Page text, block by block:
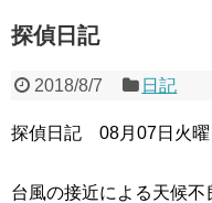
探偵日記
2018/8/7 日記
探偵日記 08月07日火
台風の接近による天候